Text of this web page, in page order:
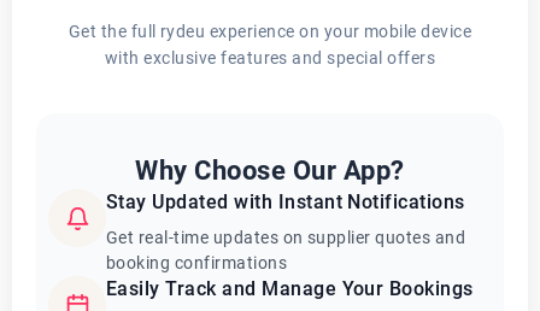
Get the full rydeu experience on your mobile device
with exclusive features and special offers
Why Choose Our App?
Stay Updated with Instant Notifications
Get real-time updates on supplier quotes and
booking confirmations
Easily Track and Manage Your Bookings